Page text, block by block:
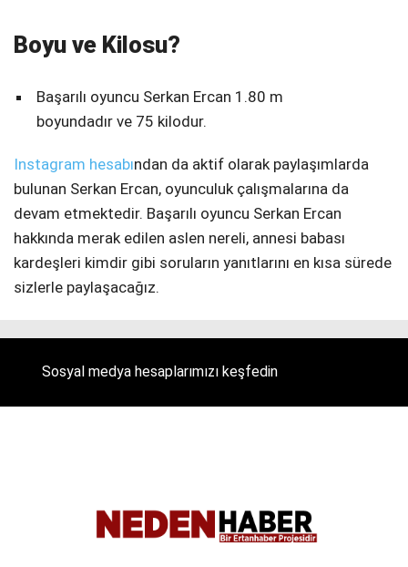
Boyu ve Kilosu?
Başarılı oyuncu Serkan Ercan 1.80 m
boyundadır ve 75 kilodur.
Instagram hesabından da aktif olarak paylaşımlarda
bulunan Serkan Ercan, oyunculuk çalışmalarına da
devam etmektedir. Başarılı oyuncu Serkan Ercan
hakkında merak edilen aslen nereli, annesi babası
kardeşleri kimdir gibi soruların yanıtlarını en kısa sürede
sizlerle paylaşacağız.
Sosyal medya hesaplarımızı keşfedin